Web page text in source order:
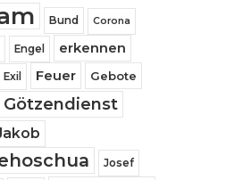
Bund Corona
Engel erkennen
Exil Feuer Gebote
Götzendienst
Josef